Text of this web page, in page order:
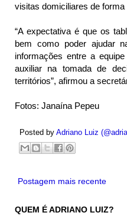
visitas domiciliares de forma
“A expectativa é que os
bem como poder ajudar
informações entre a
auxiliar na tomada de
territórios”, afirmou a
Fotos: Janaína Pepeu
Posted by Adriano Luiz
Postagem mais recente
QUEM É ADRIANO LUIZ?